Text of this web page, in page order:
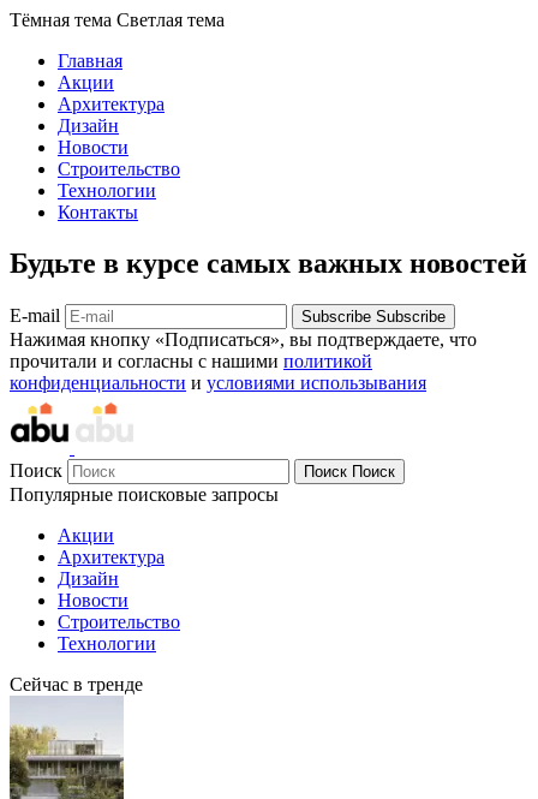
Тёмная тема Светлая тема
Главная
Акции
Архитектура
Дизайн
Новости
Строительство
Технологии
Контакты
Будьте в курсе самых важных новостей
E-mail Subscribe Subscribe
Нажимая кнопку «Подписаться», вы подтверждаете, что
прочитали и согласны с нашими политикой
конфиденциальности и условиями использывания
Поиск Поиск Поиск
Популярные поисковые запросы
Акции
Архитектура
Дизайн
Новости
Строительство
Технологии
Сейчас в тренде